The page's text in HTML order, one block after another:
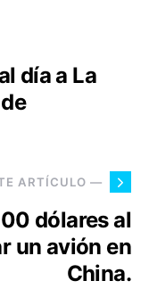
día a La
ARTÍCULO —
dólares al
un avión en
China.